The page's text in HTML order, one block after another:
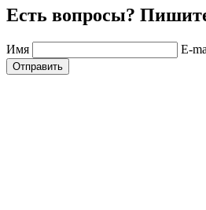
Есть вопросы?
Имя E-